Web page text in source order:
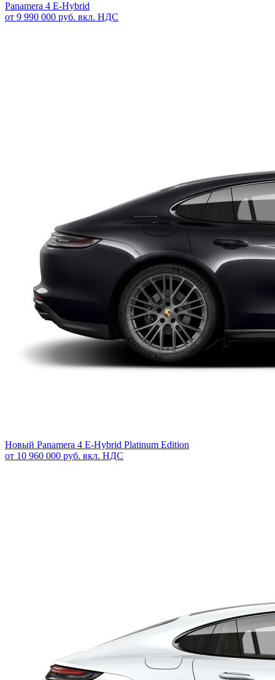
Panamera 4 E-Hybrid
от 9 990 000 руб. вкл. НДС
Новый Panamera 4 E-Hybrid Platinum Edition
от 10 960 000 руб. вкл. НДС